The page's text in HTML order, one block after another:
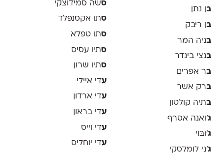
בן נתן
בן ריבק
בניה המר
בנצי בינדר
בר אפרים
ברק אשר
בתיה קולטון
ג'ואנה אסרף
ג'וּבּוֹי
ג׳ני לומלסקי
סשה סמידוצקי
סתו אקסנפלד
סתו טפלא
סתיו עסיס
סתיו שרון
עדי איילי
עדי ארדון
עדי בראון
עדי וייס
עדי יוחליס